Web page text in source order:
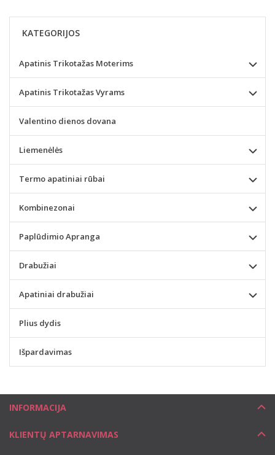
KATEGORIJOS
Apatinis Trikotažas Moterims
Apatinis Trikotažas Vyrams
Valentino dienos dovana
Liemenėlės
Termo apatiniai rūbai
Kombinezonai
Paplūdimio Apranga
Drabužiai
Apatiniai drabužiai
Plius dydis
Išpardavimas
INFORMACIJA
KLIENTŲ APTARNAVIMAS